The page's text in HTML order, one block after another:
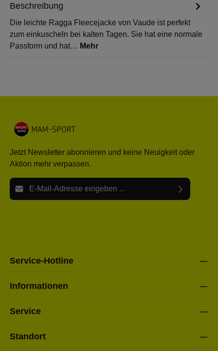
Beschreibung
Die leichte Ragga Fleecejacke von Vaude ist perfekt
zum einkuscheln bei kalten Tagen. Sie hat eine normale
Passform und hat… Mehr
Jetzt Newsletter abonnieren und keine Neuigkeit oder
Aktion mehr verpassen.
E-Mail-Adresse*
Service-Hotline
Informationen
Service
Standort